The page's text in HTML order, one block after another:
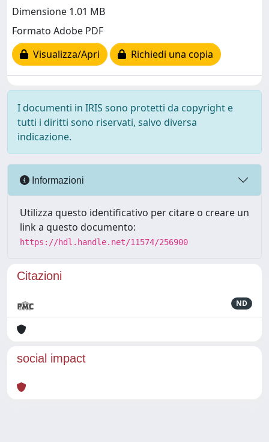
Dimensione 1.01 MB
Formato Adobe PDF
Visualizza/Apri
Richiedi una copia
I documenti in IRIS sono protetti da copyright e
tutti i diritti sono riservati, salvo diversa
indicazione.
Informazioni
Utilizza questo identificativo per citare o creare un
link a questo documento:
https://hdl.handle.net/11574/256900
Citazioni
ND
social impact